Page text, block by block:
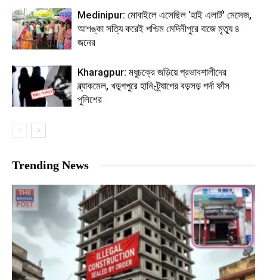
Medinipur: মোবাইলে এসেছিল ‘হাই এলার্ট’ মেসেজ,
আশঙ্কা সত্যি করেই পশ্চিম মেদিনীপুরে বাজে মৃত্যু ৪
জনের
Kharagpur: মধুচক্রে জড়িয়ে প্রভাবশালীদের
ব্ল্যাকমেল, খড়্গপুরে হানি-ট্র্যাপের বড়সড় পর্দা ফাঁস
পুলিশের
Trending News